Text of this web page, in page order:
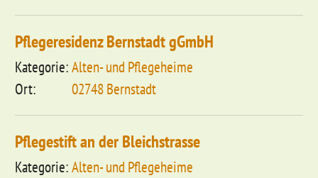
Pflegeresidenz Bernstadt gGmbH
Alten- und Pflegeheime
02748 Bernstadt
Pflegestift an der Bleichstrasse
Alten- und Pflegeheime